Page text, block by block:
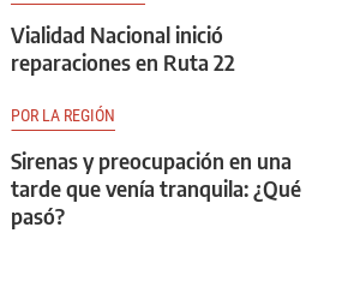
Vialidad Nacional inició
reparaciones en Ruta 22
POR LA REGIÓN
Sirenas y preocupación en una
tarde que venía tranquila: ¿Qué
pasó?